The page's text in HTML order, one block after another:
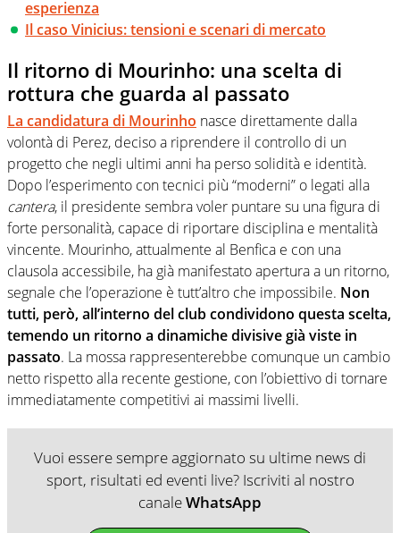
esperienza
Il caso Vinicius: tensioni e scenari di mercato
Il ritorno di Mourinho: una scelta di
rottura che guarda al passato
La candidatura di Mourinho nasce direttamente dalla
volontà di Perez, deciso a riprendere il controllo di un
progetto che negli ultimi anni ha perso solidità e identità.
Dopo l’esperimento con tecnici più “moderni” o legati alla
cantera, il presidente sembra voler puntare su una figura di
forte personalità, capace di riportare disciplina e mentalità
vincente. Mourinho, attualmente al Benfica e con una
clausola accessibile, ha già manifestato apertura a un ritorno,
segnale che l’operazione è tutt’altro che impossibile. Non
tutti, però, all’interno del club condividono questa scelta,
temendo un ritorno a dinamiche divisive già viste in
passato. La mossa rappresenterebbe comunque un cambio
netto rispetto alla recente gestione, con l’obiettivo di tornare
immediatamente competitivi ai massimi livelli.
Vuoi essere sempre aggiornato su ultime news di
sport, risultati ed eventi live? Iscriviti al nostro
canaleWhatsApp